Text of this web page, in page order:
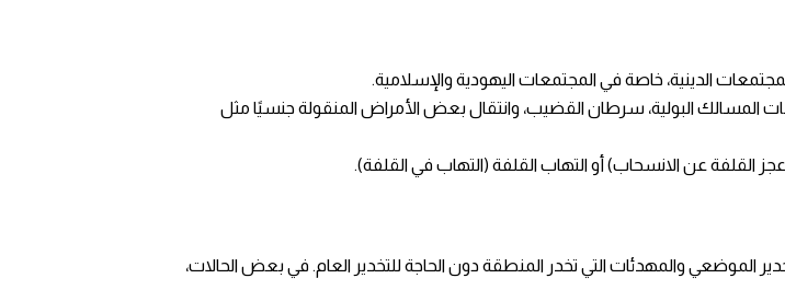
الدينية، خاصة في المجتمعات اليهودية والإسلامية.
المسالك البولية، سرطان القضيب، وانتقال بعض الأمراض المنقولة جنسيًا مثل
القلفة عن الانسحاب) أو التهاب القلفة (التهاب في القلفة).
الموضعي والمهدئات التي تخدر المنطقة دون الحاجة للتخدير العام. في بعض الحالات،